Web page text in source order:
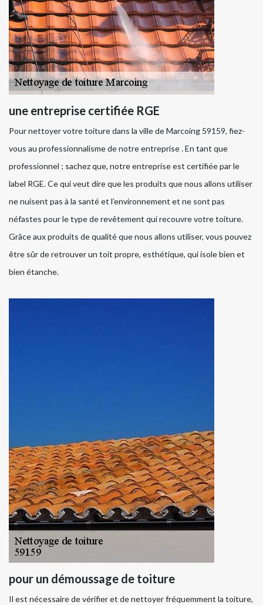
une entreprise certifiée RGE
Pour nettoyer votre toiture dans la ville de Marcoing 59159, fiez-
vous au professionnalisme de notre entreprise . En tant que
professionnel ; sachez que, notre entreprise est certifiée par le
label RGE. Ce qui veut dire que les produits que nous allons utiliser
ne nuisent pas à la santé et l’environnement et ne sont pas
néfastes pour le type de revêtement qui recouvre votre toiture.
Grâce aux produits de qualité que nous allons utiliser, vous pouvez
être sûr de retrouver un toit propre, esthétique, qui isole bien et
bien étanche.
pour un démoussage de toiture
Il est nécessaire de vérifier et de nettoyer fréquemment la toiture,